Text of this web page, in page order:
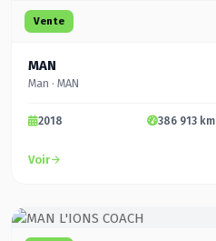
Vente
MAN
Man · MAN
2018 386 913 km
Voir